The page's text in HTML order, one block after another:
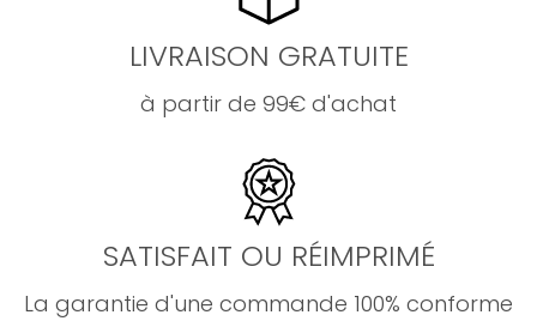
LIVRAISON GRATUITE
à partir de 99€ d'achat
SATISFAIT OU RÉIMPRIMÉ
La garantie d'une commande 100% conforme